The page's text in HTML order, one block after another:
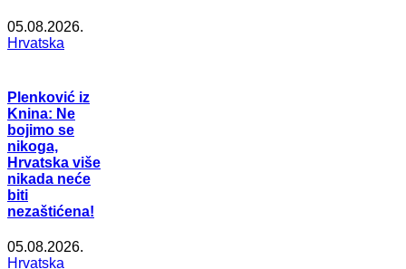
05.08.2026.
Hrvatska
Plenković iz
Knina: Ne
bojimo se
nikoga,
Hrvatska više
nikada neće
biti
nezaštićena!
05.08.2026.
Hrvatska